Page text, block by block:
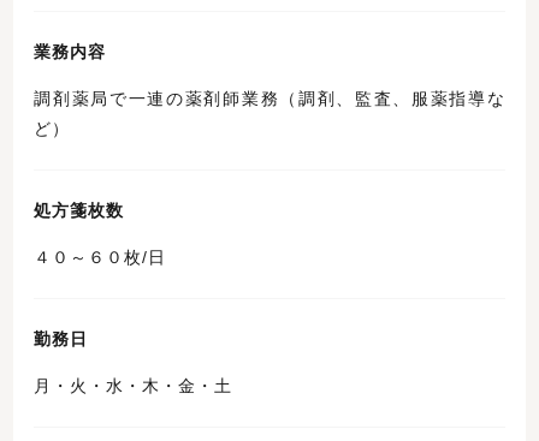
業務内容
調剤薬局で一連の薬剤師業務（調剤、監査、服薬指導な
ど）
処方箋枚数
４０～６０枚/日
勤務日
月・火・水・木・金・土